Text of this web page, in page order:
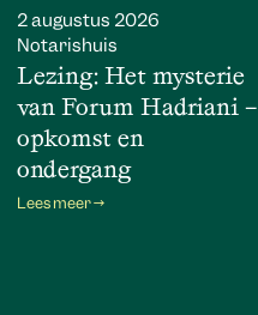
2 augustus 2026
Notarishuis
Lezing: Het mysterie
van Forum Hadriani –
opkomst en
ondergang
Lees meer →